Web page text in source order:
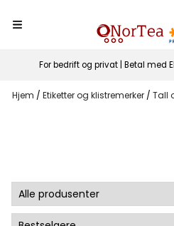
For bedrift og privat | Betal med
Hjem / Etiketter og klistremerker / Tall